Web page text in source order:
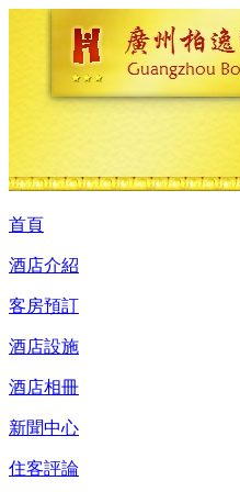
首頁
酒店介紹
客房預訂
酒店設施
酒店相冊
新聞中心
住客評論